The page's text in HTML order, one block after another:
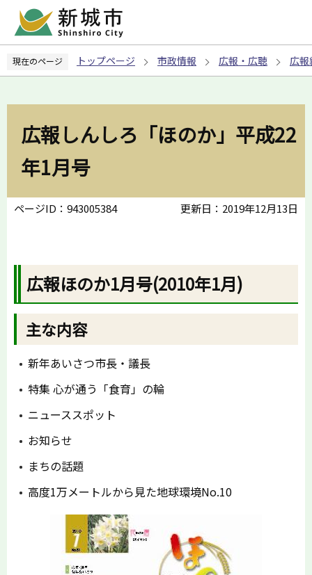
ペ
の
現在のページ トップページ 市政情報 広報・広聴 広報
広報しんしろ「ほのか」平成22
年1月号
ページID：943005384 更新日：2019年12月13日
広報ほのか1月号(2010年1月)
主な内容
新年あいさつ市長・議長
特集 心が通う「食育」の輪
ニューススポット
お知らせ
まちの話題
高度1万メートルから見た地球環境No.10